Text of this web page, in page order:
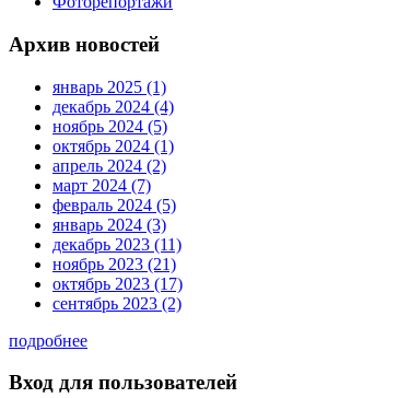
Архив новостей
январь 2025 (1)
декабрь 2024 (4)
ноябрь 2024 (5)
октябрь 2024 (1)
апрель 2024 (2)
март 2024 (7)
февраль 2024 (5)
январь 2024 (3)
декабрь 2023 (11)
ноябрь 2023 (21)
октябрь 2023 (17)
сентябрь 2023 (2)
подробнее
Вход для пользователей